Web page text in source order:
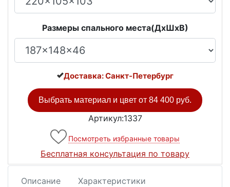
Размеры спального места(ДxШxВ)
Доставка: Санкт-Петербург
Выбрать материал и цвет от 84 400 руб.
Артикул:1337
Посмотреть избранные товары
Бесплатная консультация по товару
Описание Характеристики